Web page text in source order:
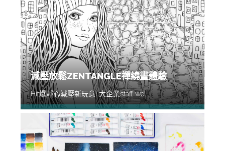
減壓放鬆ZENTANGLE禪繞畫體驗
Hit爆靜心減壓新玩意! 大企業staff wel...